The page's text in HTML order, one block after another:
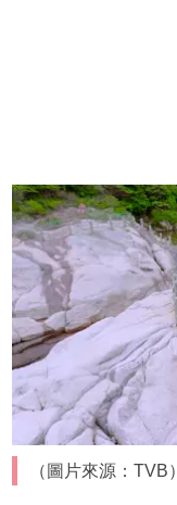
（圖片來源：TVB）